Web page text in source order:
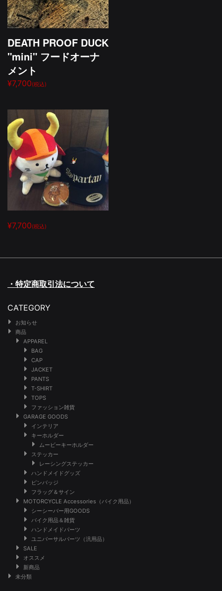
DEATH PROOF DUCK
"mini" フードオーナ
メント
¥7,700(税込)
¥7,700(税込)
・特定商取引法について
CATEGORY
お知らせ
商品
APPAREL
BAG
CAP
JACKET
PANTS
T-SHIRT
TOPS
ファッション雑貨
GARAGE GOODS
インテリア
キーホルダー
ムービーキーホルダー
ステッカー
レーシングステッカー
ハンドメイドグッズ
ピンバッジ
フラッグ＆サイン
MOTORCYCLE Accessories（バイク用品）
シーシーバー用GOODS
バイク用品＆雑貨
ハンドメイドパーツ
ユニバーサルパーツ（汎用品）
SALE
オススメ
新商品
未分類